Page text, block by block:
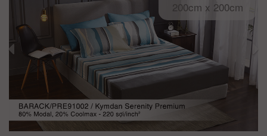
200cm x 200cm